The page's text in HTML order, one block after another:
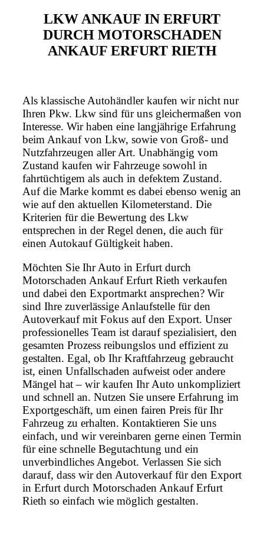
LKW ANKAUF IN ERFURT
DURCH MOTORSCHADEN
ANKAUF ERFURT RIETH
Als klassische Autohändler kaufen wir nicht nur
Ihren Pkw. Lkw sind für uns gleichermaßen von
Interesse. Wir haben eine langjährige Erfahrung
beim Ankauf von Lkw, sowie von Groß- und
Nutzfahrzeugen aller Art. Unabhängig vom
Zustand kaufen wir Fahrzeuge sowohl in
fahrtüchtigem als auch in defektem Zustand.
Auf die Marke kommt es dabei ebenso wenig an
wie auf den aktuellen Kilometerstand. Die
Kriterien für die Bewertung des Lkw
entsprechen in der Regel denen, die auch für
einen Autokauf Gültigkeit haben.
Möchten Sie Ihr Auto in Erfurt durch
Motorschaden Ankauf Erfurt Rieth verkaufen
und dabei den Exportmarkt ansprechen? Wir
sind Ihre zuverlässige Anlaufstelle für den
Autoverkauf mit Fokus auf den Export. Unser
professionelles Team ist darauf spezialisiert, den
gesamten Prozess reibungslos und effizient zu
gestalten. Egal, ob Ihr Kraftfahrzeug gebraucht
ist, einen Unfallschaden aufweist oder andere
Mängel hat – wir kaufen Ihr Auto unkompliziert
und schnell an. Nutzen Sie unsere Erfahrung im
Exportgeschäft, um einen fairen Preis für Ihr
Fahrzeug zu erhalten. Kontaktieren Sie uns
einfach, und wir vereinbaren gerne einen Termin
für eine schnelle Begutachtung und ein
unverbindliches Angebot. Verlassen Sie sich
darauf, dass wir den Autoverkauf für den Export
in Erfurt durch Motorschaden Ankauf Erfurt
Rieth so einfach wie möglich gestalten.